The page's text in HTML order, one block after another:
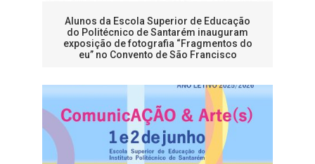
Alunos da Escola Superior de Educação
do Politécnico de Santarém inauguram
exposição de fotografia “Fragmentos do
eu” no Convento de São Francisco